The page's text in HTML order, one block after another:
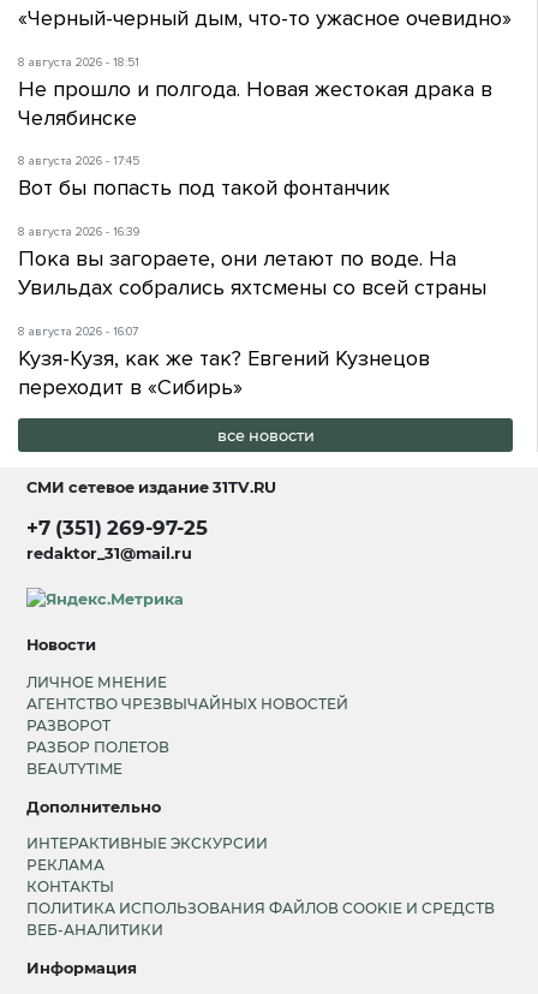
«Черный-черный дым, что-то ужасное очевидно»
8 августа 2026 - 18:51
Не прошло и полгода. Новая жестокая драка в
Челябинске
8 августа 2026 - 17:45
Вот бы попасть под такой фонтанчик
8 августа 2026 - 16:39
Пока вы загораете, они летают по воде. На
Увильдах собрались яхтсмены со всей страны
8 августа 2026 - 16:07
Кузя-Кузя, как же так? Евгений Кузнецов
переходит в «Сибирь»
все новости
СМИ сетевое издание31TV.RU
+7 (351) 269-97-25
redaktor_31@mail.ru
Новости
ЛИЧНОЕ МНЕНИЕ
АГЕНТСТВО ЧРЕЗВЫЧАЙНЫХ НОВОСТЕЙ
РАЗВОРОТ
РАЗБОР ПОЛЕТОВ
BEAUTYTIME
Дополнительно
ИНТЕРАКТИВНЫЕ ЭКСКУРСИИ
РЕКЛАМА
КОНТАКТЫ
ПОЛИТИКА ИСПОЛЬЗОВАНИЯ ФАЙЛОВ COOKIE И СРЕДСТВ
ВЕБ-АНАЛИТИКИ
Информация